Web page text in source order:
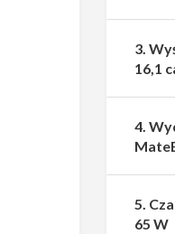
3.
16,1
4.
5.
65 W